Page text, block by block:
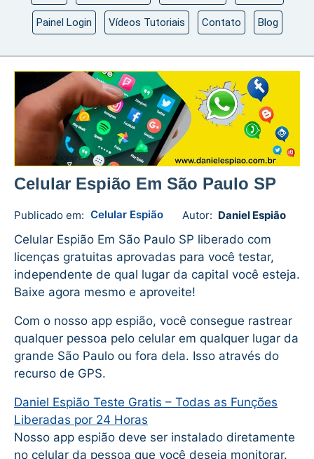
Painel Login Vídeos Tutoriais Contato Blog
Celular Espião Em São Paulo SP
Publicado em: Celular Espião Autor: Daniel Espião
Daniel
Espião
No
comments
Celular Espião Em São Paulo SP liberado com
licenças gratuitas aprovadas para você testar,
independente de qual lugar da capital você esteja.
Baixe agora mesmo e aproveite!
Com o nosso app espião, você consegue rastrear
qualquer pessoa pelo celular em qualquer lugar da
grande São Paulo ou fora dela. Isso através do
recurso de GPS.
Daniel Espião Teste Gratis – Todas as Funções
Liberadas por 24 Horas
Nosso app espião deve ser instalado diretamente
no celular da pessoa que você deseja monitorar.